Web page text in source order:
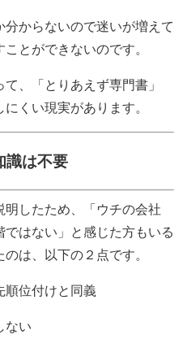
からないので迷いが増えて
とができないのです。
、「とりあえず専門書」
くい現実があります。
識は不要
したため、「ウチの会社
はない」と感じた方もいる
は、以下の２点です。
位付けと同義
ない